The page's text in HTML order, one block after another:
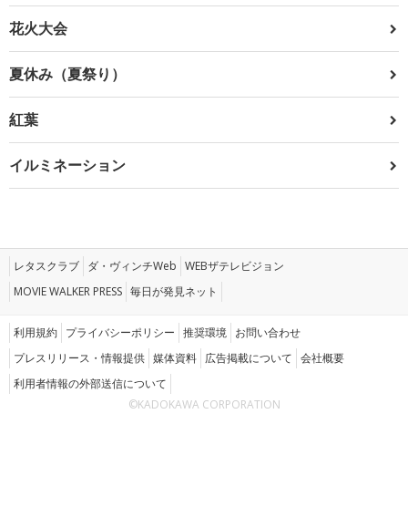
花火大会
夏休み（夏祭り）
紅葉
イルミネーション
レタスクラブ ダ・ヴィンチWeb WEBザテレビジョン
MOVIE WALKER PRESS 毎日が発見ネット
利用規約 プライバシーポリシー 推奨環境 お問い合わせ
プレスリリース・情報提供 媒体資料 広告掲載について 会社概要
利用者情報の外部送信について
©KADOKAWA CORPORATION